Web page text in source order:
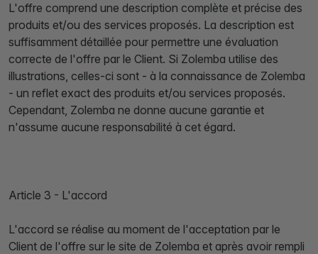
L'offre comprend une description complète et précise des
produits et/ou des services proposés. La description est
suffisamment détaillée pour permettre une évaluation
correcte de l'offre par le Client. Si Zolemba utilise des
illustrations, celles-ci sont - à la connaissance de Zolemba
- un reflet exact des produits et/ou services proposés.
Cependant, Zolemba ne donne aucune garantie et
n'assume aucune responsabilité à cet égard.
Article 3 - L'accord
L'accord se réalise au moment de l'acceptation par le
Client de l'offre sur le site de Zolemba et après avoir rempli